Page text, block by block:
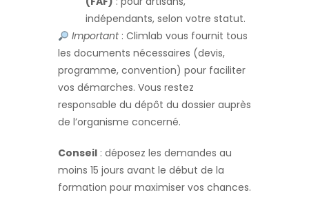
indépendants, selon votre statut.
Important: Climlab vous fournit tous
les documents nécessaires (devis,
programme, convention) pour faciliter
vos démarches. Vous restez
responsable du dépôt du dossier auprès
de l’organisme concerné.
Conseil : déposez les demandes au
moins 15 jours avant le début de la
formation pour maximiser vos chances.